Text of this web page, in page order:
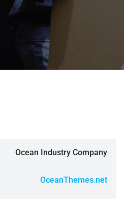
Ocean Industry Company
OceanThemes.net